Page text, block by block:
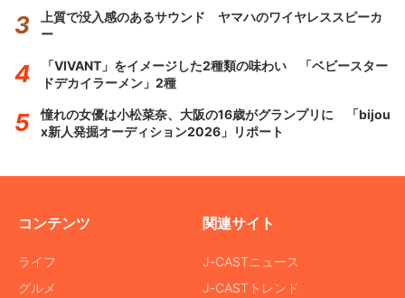
上質で没入感のあるサウンド ヤマハのワイヤレススピーカ
ー
「VIVANT」をイメージした2種類の味わい 「ベビースター
ドデカイラーメン」2種
憧れの女優は小松菜奈、大阪の16歳がグランプリに 「bijou
x新人発掘オーディション2026」リポート
コンテンツ
ライフ
グルメ
関連サイト
J-CASTニュース
J-CASTトレンド